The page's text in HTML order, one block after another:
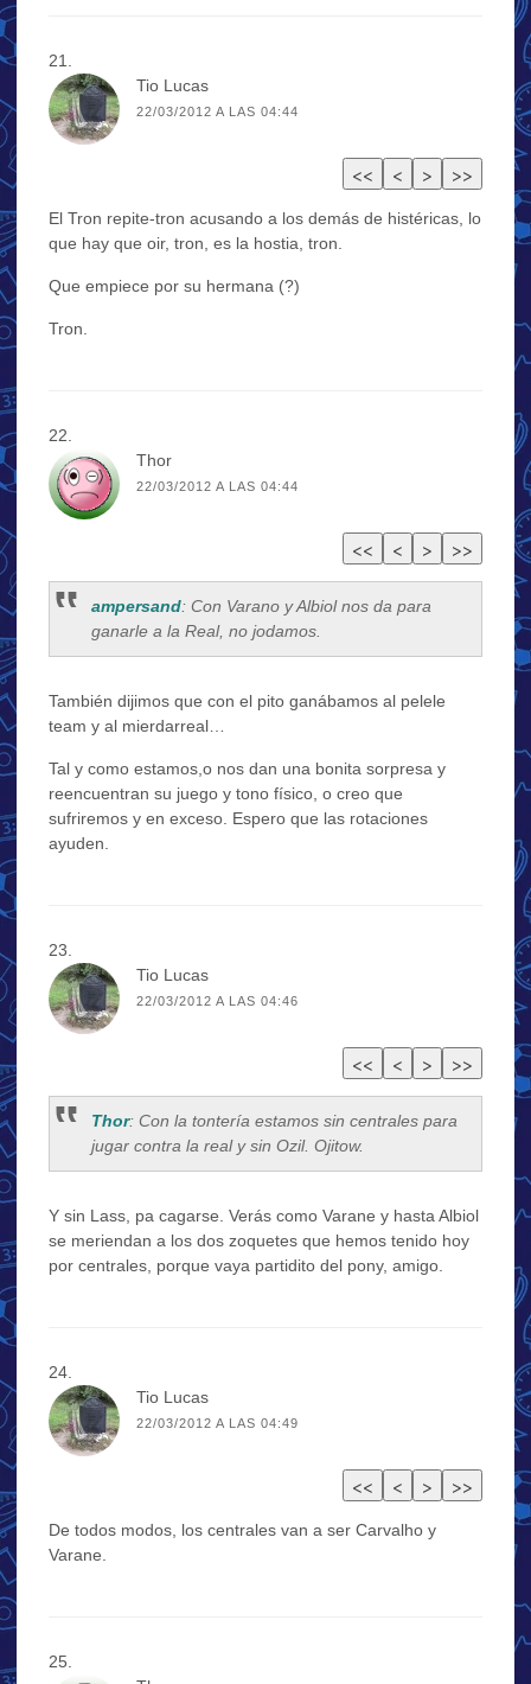
Tio Lucas
22/03/2012 A LAS 04:44
El Tron repite-tron acusando a los demás de histéricas, lo
que hay que oir, tron, es la hostia, tron.
Que empiece por su hermana (?)
Tron.
Thor
22/03/2012 A LAS 04:44
ampersand: Con Varano y Albiol nos da para
ganarle a la Real, no jodamos.
También dijimos que con el pito ganábamos al pelele
team y al mierdarreal…
Tal y como estamos,o nos dan una bonita sorpresa y
reencuentran su juego y tono físico, o creo que
sufriremos y en exceso. Espero que las rotaciones
ayuden.
Tio Lucas
22/03/2012 A LAS 04:46
Thor: Con la tontería estamos sin centrales para
jugar contra la real y sin Ozil. Ojitow.
Y sin Lass, pa cagarse. Verás como Varane y hasta Albiol
se meriendan a los dos zoquetes que hemos tenido hoy
por centrales, porque vaya partidito del pony, amigo.
Tio Lucas
22/03/2012 A LAS 04:49
De todos modos, los centrales van a ser Carvalho y
Varane.